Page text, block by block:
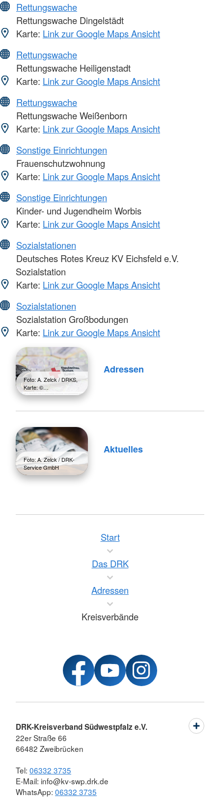
Rettungswache
Rettungswache Dingelstädt
Karte: Link zur Google Maps Ansicht
Rettungswache
Rettungswache Heiligenstadt
Karte: Link zur Google Maps Ansicht
Rettungswache
Rettungswache Weißenborn
Karte: Link zur Google Maps Ansicht
Sonstige Einrichtungen
Frauenschutzwohnung
Karte: Link zur Google Maps Ansicht
Sonstige Einrichtungen
Kinder- und Jugendheim Worbis
Karte: Link zur Google Maps Ansicht
Sozialstationen
Deutsches Rotes Kreuz KV Eichsfeld e.V.
Sozialstation
Karte: Link zur Google Maps Ansicht
Sozialstationen
Sozialstation Großbodungen
Karte: Link zur Google Maps Ansicht
Foto: A. Zelck / DRKS,
Karte: ©…
Adressen
Foto: A. Zelck / DRK-
Service GmbH
Aktuelles
Start
Das DRK
Adressen
Kreisverbände
DRK-Kreisverband Südwestpfalz e.V.
22er Straße 66
66482 Zweibrücken
Tel: 06332 3735
E-Mail: info@kv-swp.drk.de
WhatsApp: 06332 3735